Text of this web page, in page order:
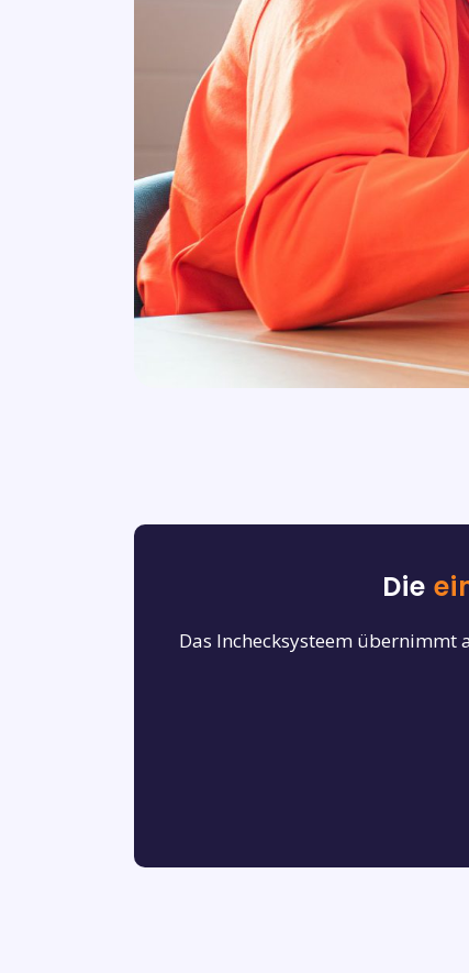
Die
Das Inchecksysteem übernimmt